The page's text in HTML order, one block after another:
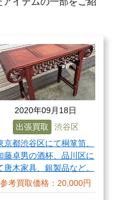
2020年09月18日
出張買取
渋谷区
京都渋谷区にて桐箪笥、
藤卓男の酒杯、品川区に
唐木家具、銀製品など。
参考買取価格： 20,000円